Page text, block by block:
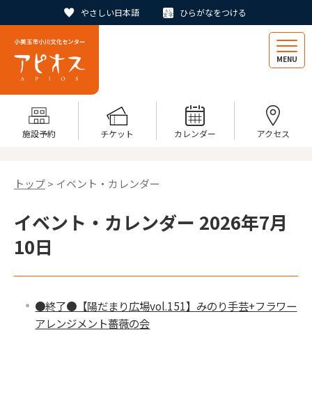
やさしい日本語 ひらがなをつける
MENU
施設予約 チケット カレンダー アクセス
トップ> イベント・カレンダー
イベント・カレンダー 2026年7月
10日
●終了●【陽だまり広場vol.151】みのり手芸+フラワー
アレンジメント薔薇の会